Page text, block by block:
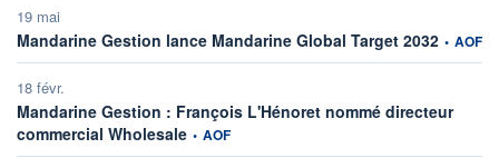
19 mai
Mandarine Gestion lance Mandarine Global Target 2032 • AOF
18 févr.
Mandarine Gestion : François L'Hénoret nommé directeur
commercial Wholesale information fournie par
• AOF